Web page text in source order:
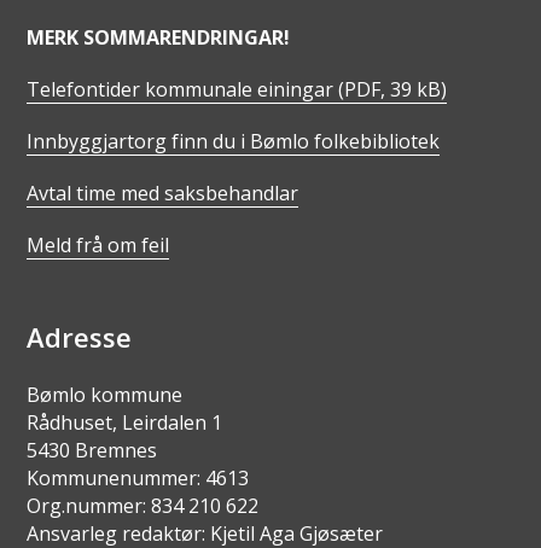
MERK SOMMARENDRINGAR!
Telefontider kommunale einingar(PDF, 39 kB)
Innbyggjartorg finn du i Bømlo folkebibliotek
Avtal time med saksbehandlar
Meld frå om feil
Adresse
Bømlo kommune
Rådhuset, Leirdalen 1
5430 Bremnes
Kommunenummer: 4613
Org.nummer: 834 210 622
Ansvarleg redaktør: Kjetil Aga Gjøsæter